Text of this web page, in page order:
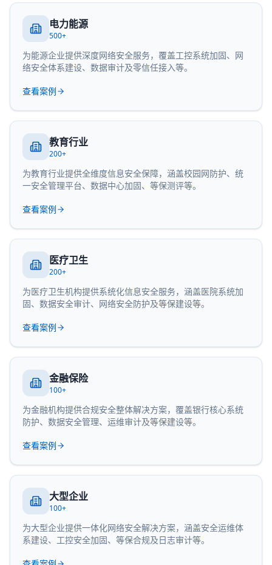
电力能源
500+
为能源企业提供深度网络安全服务，覆盖工控系统加固、网
络安全体系建设、数据审计及零信任接入等。
查看案例
教育行业
200+
为教育行业提供全维度信息安全保障，涵盖校园网防护、统
一安全管理平台、数据中心加固、等保测评等。
查看案例
医疗卫生
200+
为医疗卫生机构提供系统化信息安全服务，涵盖医院系统加
固、数据安全审计、网络安全防护及等保建设等。
查看案例
金融保险
100+
为金融机构提供合规安全整体解决方案，覆盖银行核心系统
防护、数据安全管理、运维审计及等保建设等。
查看案例
大型企业
100+
为大型企业提供一体化网络安全解决方案，涵盖安全运维体
系建设、工控安全加固、等保合规及日志审计等。